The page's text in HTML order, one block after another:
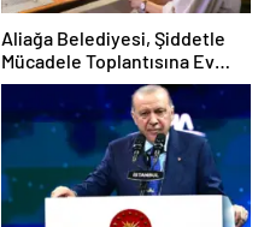
Aliağa Belediyesi, Şiddetle
Mücadele Toplantısına Ev
Sahipliği Yaptı